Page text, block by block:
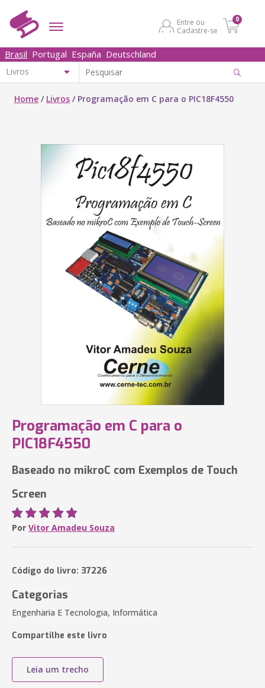
Entre ou
Cadastre-se
0
Brasil Portugal España Deutschland
Home / Livros / Programação em C para o PIC18F4550
Programação em C para o
PIC18F4550
Baseado no mikroC com Exemplos de Touch
Screen
Por Vitor Amadeu Souza
Código do livro: 37226
Categorias
Engenharia E Tecnologia, Informática
Compartilhe este livro
Leia um trecho